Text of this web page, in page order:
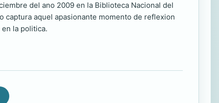
del ano 2009 en la Biblioteca Nacional del
captura aquel apasionante momento de reflexion
la politica.